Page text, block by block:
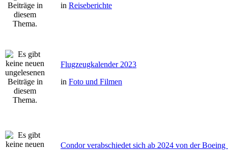
in Reiseberichte
Flugzeugkalender 2023
in Foto und Filmen
Condor verabschiedet sich ab 2024 von der Boeing